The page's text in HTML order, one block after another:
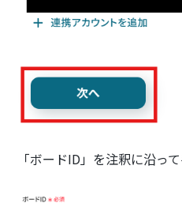
「ボードID」を注釈に沿っ